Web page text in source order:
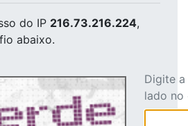
do IP 216.73.216.224,
abaixo.
Digite
lado no